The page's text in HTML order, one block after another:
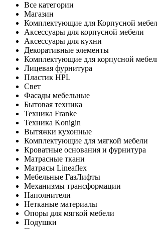
Все категории
Магазин
Комплектующие для Корпусной
Аксессуары для корпусной мебели
Аксессуары для кухни
Декоративные элементы
Комплектующие для корпусной
Лицевая фурнитура
Пластик HPL
Свет
Фасады мебельные
Бытовая техника
Техника Franke
Техника Konigin
Вытяжки кухонные
Комплектующие для мягкой мебели
Кроватные основания и фурнитура
Матрасные ткани
Матрасы Lineaflex
Мебельные ГазЛифты
Механизмы трансформации
Наполнители
Нетканые материалы
Опоры для мягкой мебели
Подушки